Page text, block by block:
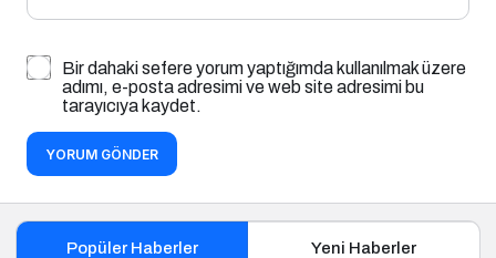
Bir dahaki sefere yorum yaptığımda kullanılmak üzere
adımı, e-posta adresimi ve web site adresimi bu
tarayıcıya kaydet.
YORUM GÖNDER
Popüler Haberler Yeni Haberler